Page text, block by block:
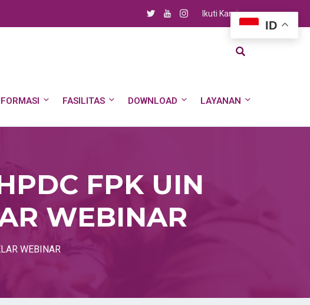
Ikuti Kami
FASILITAS DOWNLOAD LAYANAN
FPK UIN
WEBINAR
WEBINAR
ID